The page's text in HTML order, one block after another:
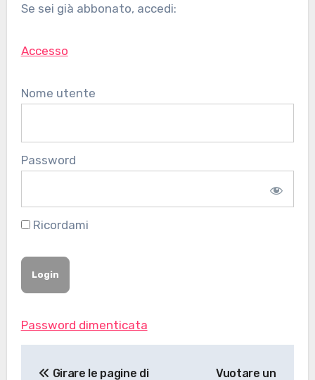
Se sei già abbonato, accedi:
Accesso
Nome utente
Password
Ricordami
Password dimenticata
Girare le pagine di Vuotare un